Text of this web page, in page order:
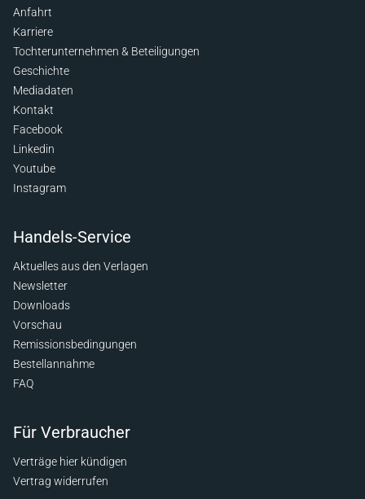
Anfahrt
Karriere
Tochterunternehmen & Beteiligungen
Geschichte
Mediadaten
Kontakt
Facebook
Linkedin
Youtube
Instagram
Handels-Service
Aktuelles aus den Verlagen
Newsletter
Downloads
Vorschau
Remissionsbedingungen
Bestellannahme
FAQ
Für Verbraucher
Verträge hier kündigen
Vertrag widerrufen